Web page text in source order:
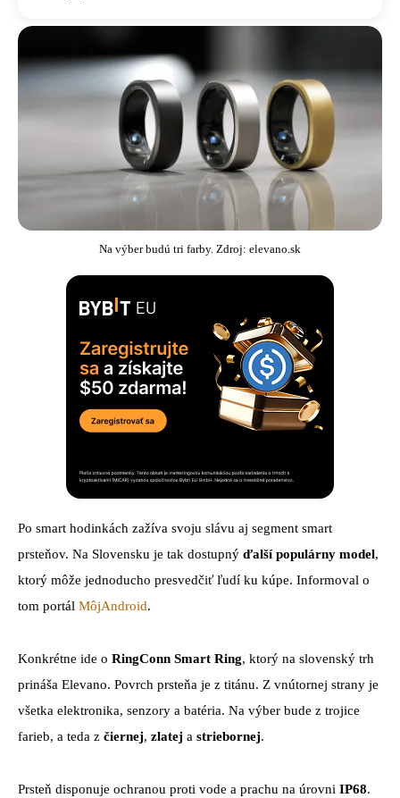
Na výber budú tri farby. Zdroj: elevano.sk
Po smart hodinkách zažíva svoju slávu aj segment smart
prsteňov. Na Slovensku je tak dostupný ďalší populárny model,
ktorý môže jednoducho presvedčiť ľudí ku kúpe. Informoval o
tom portál MôjAndroid.
Konkrétne ide o RingConn Smart Ring, ktorý na slovenský trh
prináša Elevano. Povrch prsteňa je z titánu. Z vnútornej strany je
všetka elektronika, senzory a batéria. Na výber bude z trojice
farieb, a teda z čiernej, zlatej a striebornej.
Prsteň disponuje ochranou proti vode a prachu na úrovni IP68.